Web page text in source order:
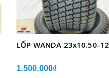
LỐP WANDA 23x10.50-12
1.500.000₫